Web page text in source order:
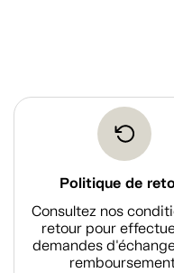
Politique de
Consultez nos
retour pour
demandes